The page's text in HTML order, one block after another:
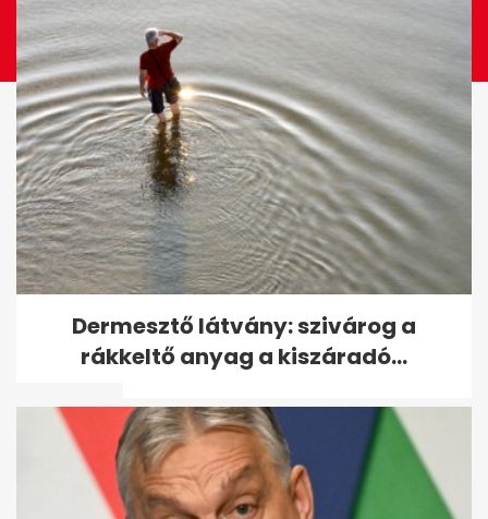
Választás 2026: megjöttek a
18.30 órás adatok - megdőlt
a...
Dermesztő látvány: szivárog a
rákkeltő anyag a kiszáradó...